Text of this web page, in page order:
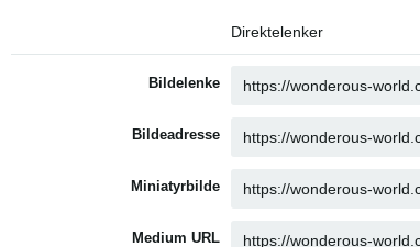
Direktelenker
Bildelenke
Bildeadresse
Miniatyrbilde
Medium URL